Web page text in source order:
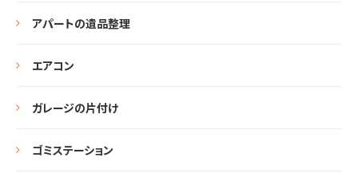
アパートの遺品整理
エアコン
ガレージの片付け
ゴミステーション